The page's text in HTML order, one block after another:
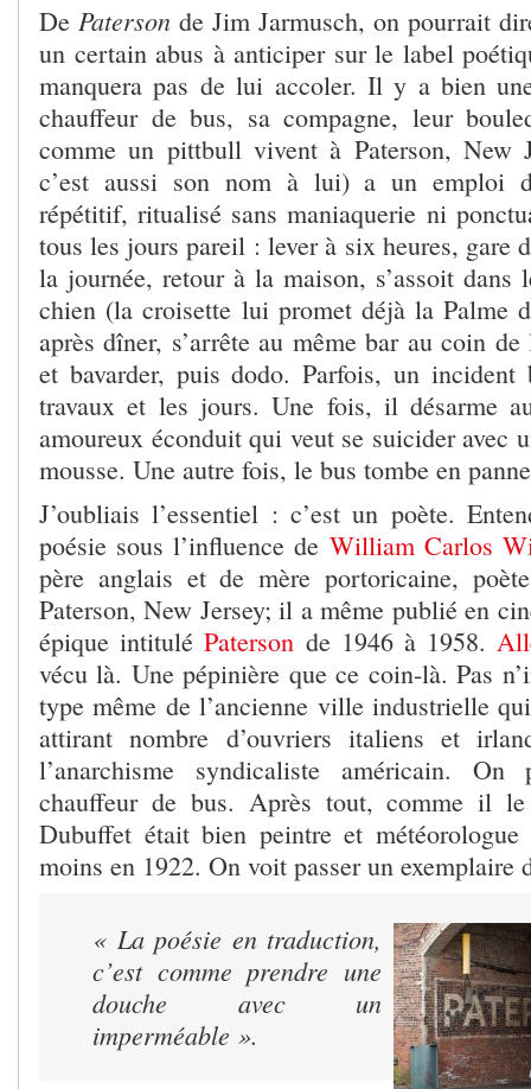
De Paterson de Jim Jarmusch, on pourrait
un certain abus à anticiper sur le label
manquera pas de lui accoler. Il y a bien
chauffeur de bus, sa compagne, leur
comme un pittbull vivent à Paterson, New
c’est aussi son nom à lui) a un emploi
répétitif, ritualisé sans maniaquerie ni
tous les jours pareil : lever à six heures, gare
la journée, retour à la maison, s’assoit dans
chien (la croisette lui promet déjà la Palme
après dîner, s’arrête au même bar au coin
et bavarder, puis dodo. Parfois, un incident
travaux et les jours. Une fois, il désarme
amoureux éconduit qui veut se suicider avec
mousse. Une autre fois, le bus tombe en
J’oubliais l’essentiel : c’est un poète.
poésie sous l’influence de William Carlos
père anglais et de mère portoricaine,
Paterson, New Jersey; il a même publié en
épique intitulé Paterson de 1946 à 1958.
vécu là. Une pépinière que ce coin-là. Pas
type même de l’ancienne ville industrielle
attirant nombre d’ouvriers italiens et
l’anarchisme syndicaliste américain.
chauffeur de bus. Après tout, comme il
Dubuffet était bien peintre et
moins en 1922. On voit passer un exemplaire
« La poésie en traduction,
c’est comme prendre une
douche avec un
imperméable ».